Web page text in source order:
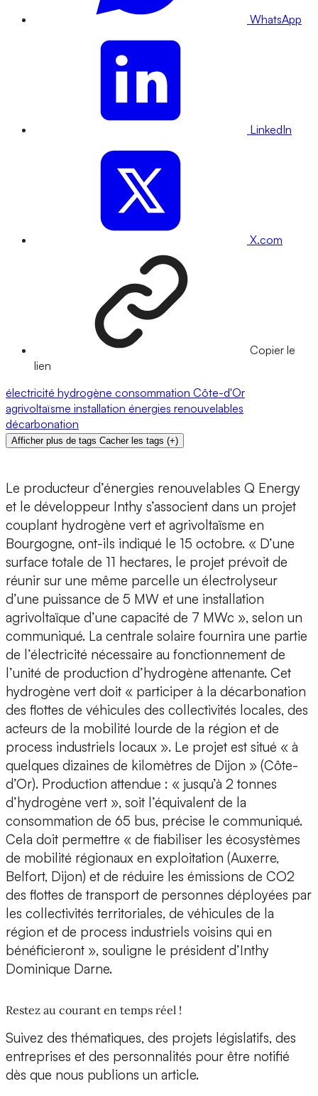
WhatsApp
LinkedIn
X.com
Copier le
lien
électricité hydrogène consommation Côte-d'Or
agrivoltaïsme installation énergies renouvelables
décarbonation
Afficher plus de tags Cacher les tags (+)
Le producteur d’énergies renouvelables Q Energy
et le développeur Inthy s’associent dans un projet
couplant hydrogène vert et agrivoltaïsme en
Bourgogne, ont-ils indiqué le 15 octobre. « D’une
surface totale de 11 hectares, le projet prévoit de
réunir sur une même parcelle un électrolyseur
d’une puissance de 5 MW et une installation
agrivoltaïque d’une capacité de 7 MWc », selon un
communiqué. La centrale solaire fournira une partie
de l’électricité nécessaire au fonctionnement de
l’unité de production d’hydrogène attenante. Cet
hydrogène vert doit « participer à la décarbonation
des flottes de véhicules des collectivités locales, des
acteurs de la mobilité lourde de la région et de
process industriels locaux ». Le projet est situé « à
quelques dizaines de kilomètres de Dijon » (Côte-
d’Or). Production attendue : « jusqu’à 2 tonnes
d’hydrogène vert », soit l’équivalent de la
consommation de 65 bus, précise le communiqué.
Cela doit permettre « de fiabiliser les écosystèmes
de mobilité régionaux en exploitation (Auxerre,
Belfort, Dijon) et de réduire les émissions de CO2
des flottes de transport de personnes déployées par
les collectivités territoriales, de véhicules de la
région et de process industriels voisins qui en
bénéficieront », souligne le président d’Inthy
Dominique Darne.
Restez au courant en temps réel !
Suivez des thématiques, des projets législatifs, des
entreprises et des personnalités pour être notifié
dès que nous publions un article.